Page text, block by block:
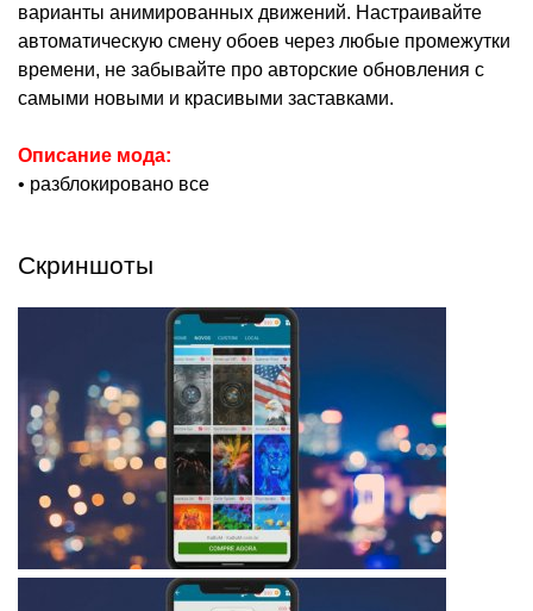
варианты анимированных движений. Настраивайте
автоматическую смену обоев через любые промежутки
времени, не забывайте про авторские обновления с
самыми новыми и красивыми заставками.
Описание мода:
• разблокировано все
Скриншоты